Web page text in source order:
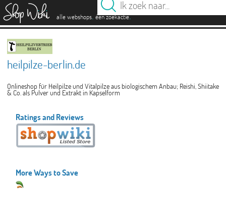
alle webshops. één zoekactie.
heilpilze-berlin.de
Onlineshop für Heilpilze und Vitalpilze aus biologischem Anbau; Reishi, Shiitake
& Co. als Pulver und Extrakt in Kapselform
Ratings and Reviews
More Ways to Save